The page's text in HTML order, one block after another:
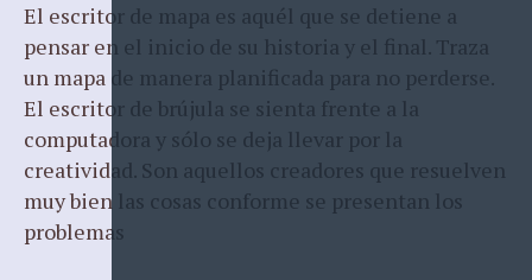
El escritor de mapa es aquél que se detiene a
pensar en el inicio de su historia y el final. Traza
un mapa de manera planificada para no perderse.
El escritor de brújula se sienta frente a la
computadora y sólo se deja llevar por la
creatividad. Son aquellos creadores que resuelven
muy bien las cosas conforme se presentan los
problemas